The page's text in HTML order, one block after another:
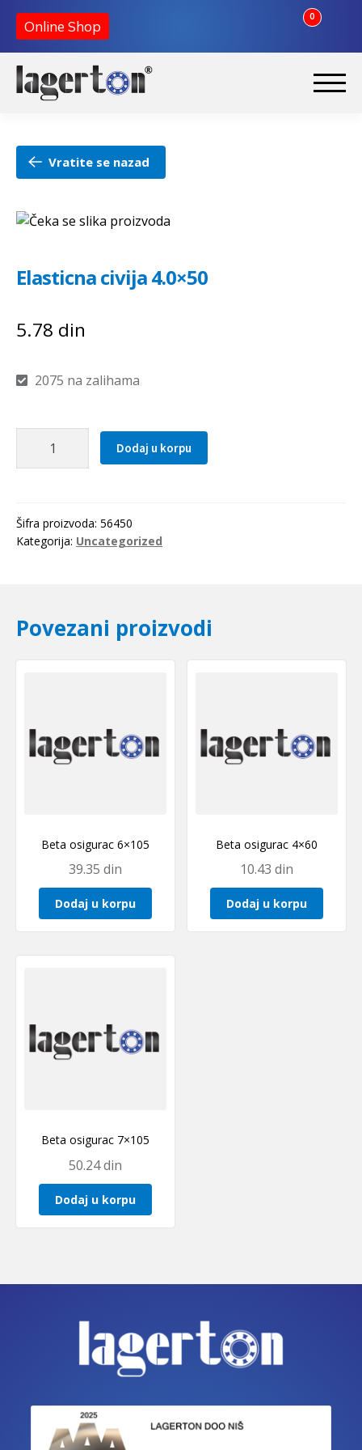
Online Shop
0
Početna
O nama
Kontakt
Vratite se nazad
Elasticna civija 4.0×50
5.78 din
2075 na zalihama
Dodaj u korpu
Šifra proizvoda: 56450
Kategorija: Uncategorized
Povezani proizvodi
Beta osigurac 6×105
39.35 din
Dodaj u korpu
Beta osigurac 4×60
10.43din
Dodaj u korpu
Beta osigurac 7×105
50.24din
Dodaj u korpu